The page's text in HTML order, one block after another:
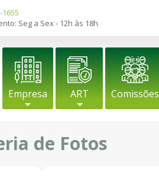
1655
Seg a Sex - 12h às 18h
Empresa ART Comissões
de Fotos